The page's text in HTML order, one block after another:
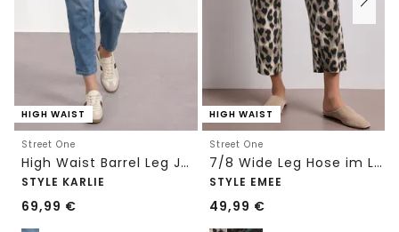
HIGH WAIST
Street One
High Waist Barrel Leg Jeans im Loose Fit
STYLE KARLIE
69,99 €
HIGH WAIST
Street One
7/8 Wide Leg Hose im Loose Fit mit Print
STYLE EMEE
49,99 €